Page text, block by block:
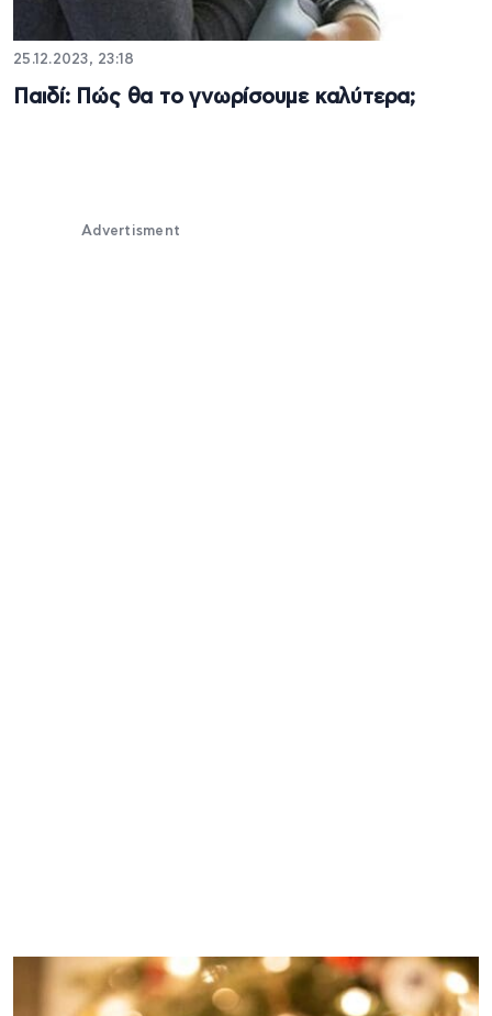
25.12.2023, 23:18
Παιδί: Πώς θα το γνωρίσουμε καλύτερα;
Advertisment